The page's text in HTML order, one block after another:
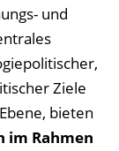
und
Ziele
bieten
im Rahmen